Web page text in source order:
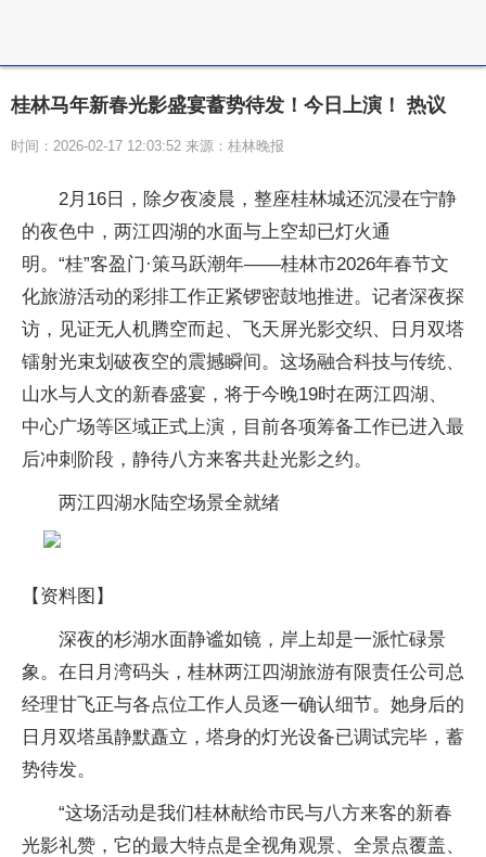
桂林马年新春光影盛宴蓄势待发！今日上演！ 热议
时间：2026-02-17 12:03:52 来源：桂林晚报
2月16日，除夕夜凌晨，整座桂林城还沉浸在宁静
的夜色中，两江四湖的水面与上空却已灯火通
明。“桂”客盈门·策马跃潮年——桂林市2026年春节文
化旅游活动的彩排工作正紧锣密鼓地推进。记者深夜探
访，见证无人机腾空而起、飞天屏光影交织、日月双塔
镭射光束划破夜空的震撼瞬间。这场融合科技与传统、
山水与人文的新春盛宴，将于今晚19时在两江四湖、
中心广场等区域正式上演，目前各项筹备工作已进入最
后冲刺阶段，静待八方来客共赴光影之约。
两江四湖水陆空场景全就绪
【资料图】
深夜的杉湖水面静谧如镜，岸上却是一派忙碌景
象。在日月湾码头，桂林两江四湖旅游有限责任公司总
经理甘飞正与各点位工作人员逐一确认细节。她身后的
日月双塔虽静默矗立，塔身的灯光设备已调试完毕，蓄
势待发。
“这场活动是我们桂林献给市民与八方来客的新春
光影礼赞，它的最大特点是全视角观景、全景点覆盖、